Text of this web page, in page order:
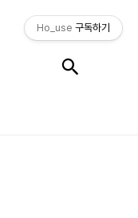
Ho_use 구독하기